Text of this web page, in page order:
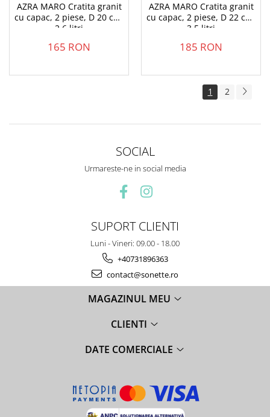
AZRA MARO Cratita granit
cu capac, 2 piese, D 20 cm,
2.6 litri
165 RON
AZRA MARO Cratita granit
cu capac, 2 piese, D 22 cm,
3.5 litri
185 RON
1 2
SOCIAL
Urmareste-ne in social media
SUPORT CLIENTI
Luni - Vineri: 09.00 - 18.00
+40731896363
contact@sonette.ro
MAGAZINUL MEU
CLIENTI
DATE COMERCIALE